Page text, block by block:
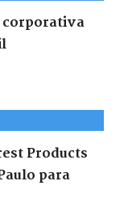
corporativa
Products
para